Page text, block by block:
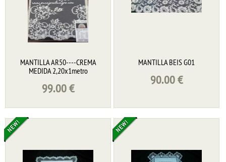
MANTILLA AR50----CREMA
MEDIDA 2,20x1metro
99.00€
MANTILLA BEIS G01
90.00€